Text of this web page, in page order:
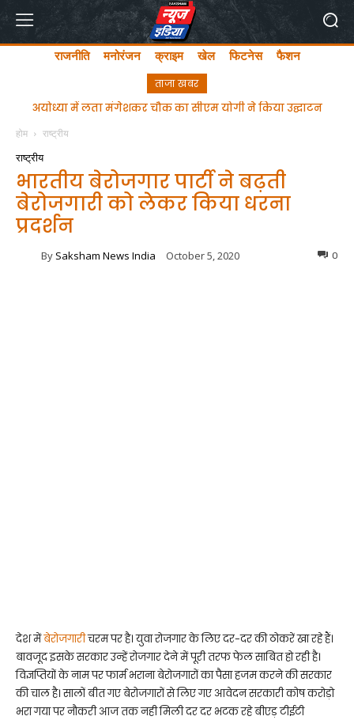
राजनीति मनोरंजन क्राइम खेल फिटनेस फैशन
ताजा खबर
अयोध्या में लता मंगेशकर चौक का सीएम योगी ने किया उद्घाटन
होम राष्ट्रीय
राष्ट्रीय
भारतीय बेरोजगार पार्टी ने बढ़ती
बेरोजगारी को लेकर किया धरना
प्रदर्शन
By Saksham News India October 5, 2020 0
देश मेंबेरोजगारीचरम पर है। युवा रोजगार के लिए दर-दर की ठोकरें खा रहे हैं।
बावजूद इसके सरकार उन्हें रोजगार देने में पूरी तरफ फेल साबित हो रही है।
विज्ञप्तियों के नाम पर फार्म भराना बेरोजगारों का पैसा हजम करने की सरकार
की चाल है। सालों बीत गए बेरोजगारों से लिए गए आवेदन सरकारी कोष करोड़ो
भरा गया पर नौकरी आज तक नही मिली दर दर भटक रहे बीएड़ टीईटी